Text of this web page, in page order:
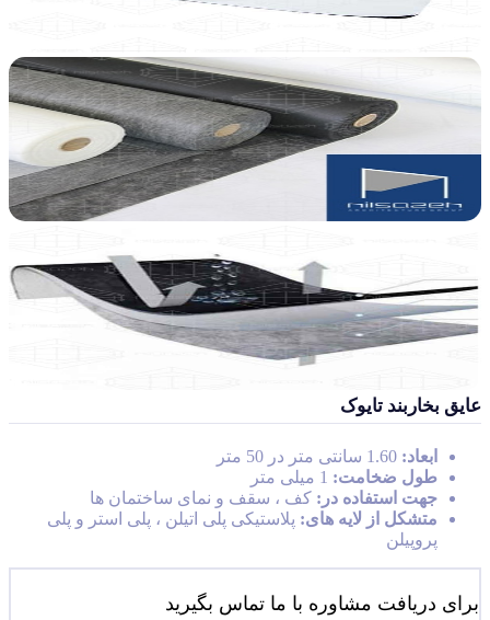
عایق بخاربند تایوک
ابعاد:
طول ضخامت:
جهت استفاده در: کف ، سقف و نمای ساختمان ها
متشکل از لایه های: پلاستیکی پلی اتیلن ، پلی استر و پلی
پروپیلن
برای دریافت مشاوره با ما تماس بگیرید